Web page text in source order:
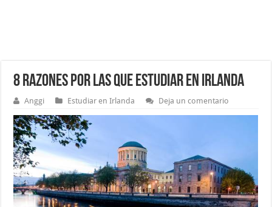
8 Razones por las que estudiar en Irlanda
Anggi Estudiar en Irlanda Deja un comentario